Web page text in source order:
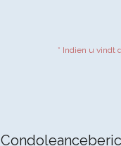
* Indien u vindt